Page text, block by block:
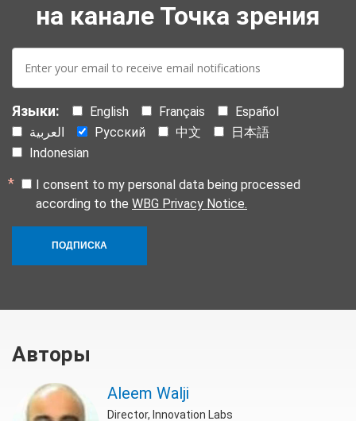
на канале Точка зрения
mail:
Языки: English Français
Español
العربية
Русский 中文
日本語
Indonesian
I consent to my personal data being processed
according to the WBG Privacy Notice.
ПОДПИСКА
Авторы
Aleem Walji
Director, Innovation Labs